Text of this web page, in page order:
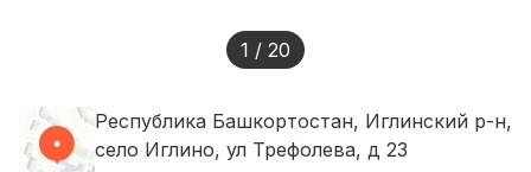
1 / 20
Республика Башкортостан, Иглинский р-н,
село Иглино, ул Трефолева, д 23